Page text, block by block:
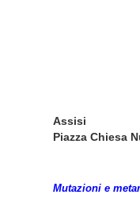
Assisi
Piazza Chiesa
Mutazioni e